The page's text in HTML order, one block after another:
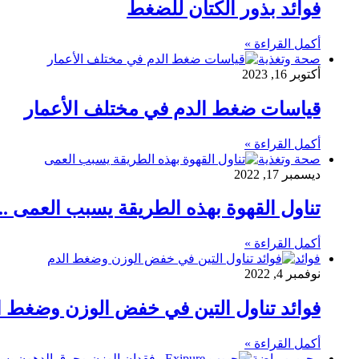
فوائد بذور الكتان للضغط
أكمل القراءة »
صحة وتغذية
أكتوبر 16, 2023
قياسات ضغط الدم في مختلف الأعمار
أكمل القراءة »
صحة وتغذية
ديسمبر 17, 2022
تناول القهوة بهذه الطريقة يسبب العمى
أكمل القراءة »
فوائد
نوفمبر 4, 2022
فوائد تناول التين في خفض الوزن وضغط
أكمل القراءة »